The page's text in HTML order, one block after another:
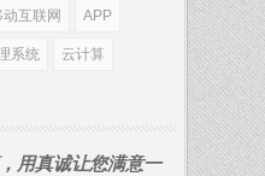
动互联网 APP
系统 云计算
用真诚让您满意一